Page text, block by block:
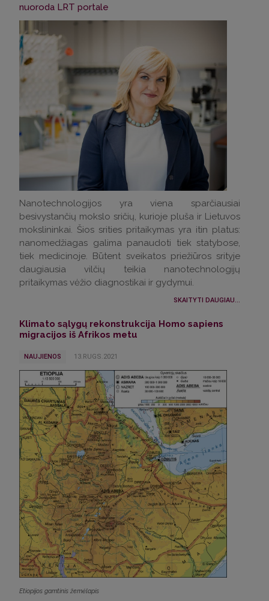
nuoroda LRT portale
Nanotechnologijos yra viena sparčiausiai
besivystančių mokslo sričių, kurioje pluša ir Lietuvos
mokslininkai. Šios srities pritaikymas yra itin platus:
nanomedžiagas galima panaudoti tiek statybose,
tiek medicinoje. Būtent sveikatos priežiūros srityje
daugiausia vilčių teikia nanotechnologijų
pritaikymas vėžio diagnostikai ir gydymui.
SKAITYTI DAUGIAU...
Klimato sąlygų rekonstrukcija Homo sapiens
migracijos iš Afrikos metu
NAUJIENOS 13.RUGS.2021
Etiopijos gamtinis žemėlapis